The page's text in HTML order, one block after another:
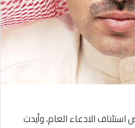
الادعاء العام، وأيدت